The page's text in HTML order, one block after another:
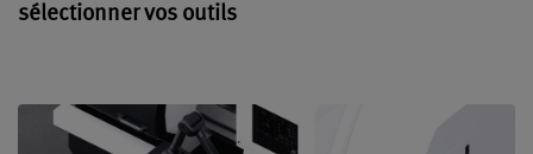
sélectionner vos outils